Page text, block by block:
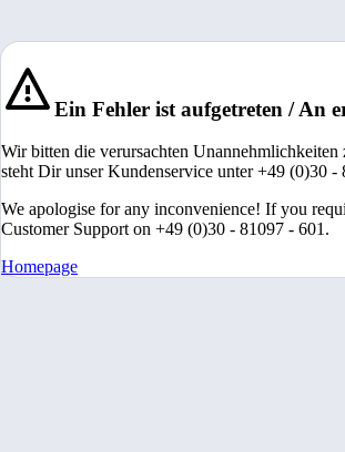
Ein Fehler ist aufgetreten / An
Wir bitten die verursachten
steht Dir unser Kundenservice unter +49 (0)30
We apologise for any inconvenience! If you
Customer Support on +49 (0)30 - 81097 - 601.
Homepage